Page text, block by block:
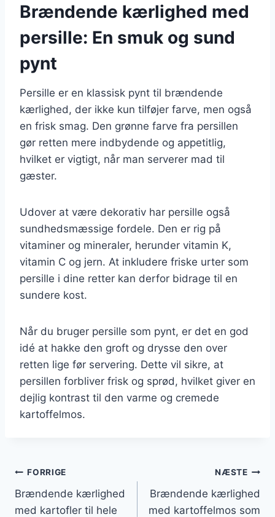
Brændende kærlighed med
persille: En smuk og sund
pynt
Persille er en klassisk pynt til brændende
kærlighed, der ikke kun tilføjer farve, men også
en frisk smag. Den grønne farve fra persillen
gør retten mere indbydende og appetitlig,
hvilket er vigtigt, når man serverer mad til
gæster.
Udover at være dekorativ har persille også
sundhedsmæssige fordele. Den er rig på
vitaminer og mineraler, herunder vitamin K,
vitamin C og jern. At inkludere friske urter som
persille i dine retter kan derfor bidrage til en
sundere kost.
Når du bruger persille som pynt, er det en god
idé at hakke den groft og drysse den over
retten lige før servering. Dette vil sikre, at
persillen forbliver frisk og sprød, hvilket giver en
dejlig kontrast til den varme og cremede
kartoffelmos.
Indlægsnavigation
FORRIGE
Brændende kærlighed
med kartofler til hele
NÆSTE
Brændende kærlighed
med kartoffelmos som